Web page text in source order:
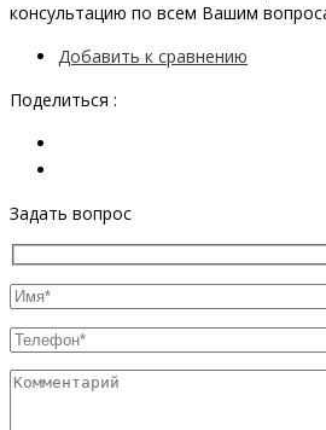
консультацию по всем Вашим
Добавить к сравнению
Поделиться :
Задать вопрос